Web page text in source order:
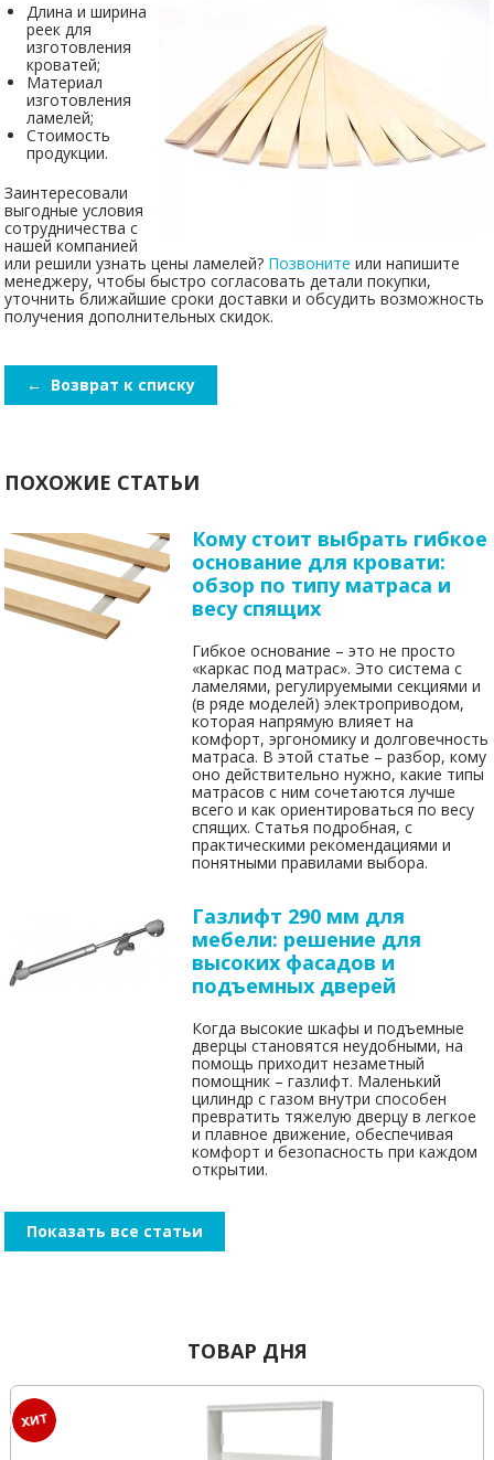
Длина и ширина
реек для
изготовления
кроватей;
Материал
изготовления
ламелей;
Стоимость
продукции.
Заинтересовали
выгодные условия
сотрудничества с
нашей компанией
или решили узнать цены ламелей? Позвоните или напишите
менеджеру, чтобы быстро согласовать детали покупки,
уточнить ближайшие сроки доставки и обсудить возможность
получения дополнительных скидок.
← Возврат к списку
ПОХОЖИЕ СТАТЬИ
Кому стоит выбрать гибкое
основание для кровати:
обзор по типу матраса и
весу спящих
Гибкое основание – это не просто
«каркас под матрас». Это система с
ламелями, регулируемыми секциями и
(в ряде моделей) электроприводом,
которая напрямую влияет на
комфорт, эргономику и долговечность
матраса. В этой статье – разбор, кому
оно действительно нужно, какие типы
матрасов с ним сочетаются лучше
всего и как ориентироваться по весу
спящих. Статья подробная, с
практическими рекомендациями и
понятными правилами выбора.
Газлифт 290 мм для
мебели: решение для
высоких фасадов и
подъемных дверей
Когда высокие шкафы и подъемные
дверцы становятся неудобными, на
помощь приходит незаметный
помощник – газлифт. Маленький
цилиндр с газом внутри способен
превратить тяжелую дверцу в легкое
и плавное движение, обеспечивая
комфорт и безопасность при каждом
открытии.
Показать все статьи
ТОВАР ДНЯ